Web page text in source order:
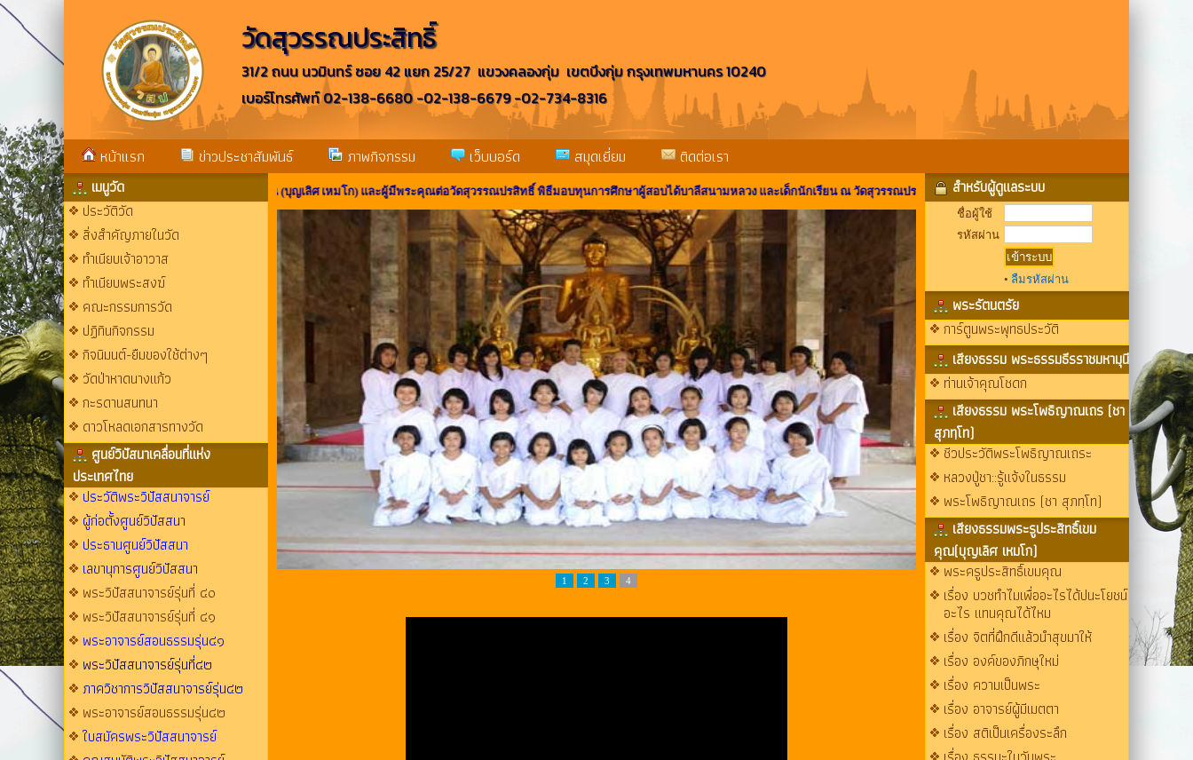
วัดสุวรรณประสิทธิ์
31/2 ถนน นวมินทร์ ซอย 42 แยก 25/27 แขวงคลองกุ่ม เขตบึงกุ่ม กรุงเทพมหานคร 10240
เบอร์โทรศัพท์ 02-138-6680 -02-138-6679 -02-734-8316
หน้าแรก ข่าวประชาสัมพันธ์ ภาพกิจกรรม เว็บบอร์ด สมุดเยี่ยม ติดต่อเรา
เมนูวัด
ประวัติวัด
สิ่งสำคัญภายในวัด
ทำเนียบเจ้าอาวาส
ทำเนียบพระสงฆ์
คณะกรรมการวัด
ปฏิทินกิจกรรม
กิจนิมนต์-ยืมของใช้ต่างๆ
วัดป่าหาดนางแก้ว
กะรดานสนทนา
ดาวโหลดเอกสารทางวัด
ศูนย์วิปัสนาเคลื่อนที่แห่ง
ประเทศไทย
ประวัติพระวิปัสสนาจารย์
ผู้ก่อตั้งศูนย์วิปัสสนา
ประธานศูนย์วิปัสสนา
เลขานุการศูนย์วิปัสสนา
พระวิปัสสนาจารย์รุ่นที่ ๔๐
พระวิปัสสนาจารย์รุ่นที่ ๔๑
พระอาจารย์สอนธรรมรุ่น๔๑
พระวิปัสสนาจารย์รุ่นที่๔๒
ภาควิชาการวิปัสสนาจารย์รุ่น๔๒
พระอาจารย์สอนธรรมรุ่น๔๒
ใบสมัครพระวิปัสสนาจารย์
ศลถวายอดีตเจ้าอาวาส พระครูประสิทธิ์เขมคุณ (บุญเลิศ เหมโก) และผู้มีพระคุณต่อวัดสุวรรณปรสิทธิ์ พิธีมอบทุนการศึกษาผู้สอบได้บาลีสนามหลวง และเด็กนักเรียน ณ วัดสุวรรณประสิทธิ์ วันอาทิตย์ที่ ๒๙ มิถุนายน พ.ศ.๒๕๖๘ ตามกำลังศรัทธา
1 2 3 4
สำหรับผู้ดูแลระบบ
ชื่อผู้ใช้
รหัสผ่าน
• ลืมรหัสผ่าน
พระรัตนตรัย
การ์ตูนพระพุทธประวัติ
เสียงธรรม พระธรรมธีรราชมหามุนี
ท่านเจ้าคุณโชดก
เสียงธรรม พระโพธิญาณเถร (ชา
สุภทฺโท)
ชีวประวัติพระโพธิญาณเถระ
หลวงปู่ชา::รู้แจ้งในธรรม
พระโพธิญาณเถร (ชา สุภทฺโท)
เสียงธรรมพระรูประสิทธิ์เขม
คุณ(บุญเลิศ เหมโก)
พระครูประสิทธิ์เขมคุณ
เรื่อง บวชทำไมเพื่ออะไรได้ปนะโยชน์
อะไร แทนคุณได้ไหม
เรื่อง จิตที่ฝึกดีแล้วนำสุขมาให้
เรื่อง องค์ของภิกษุใหม่
เรื่อง ความเป็นพระ
เรื่อง อาจารย์ผู้มีเมตตา
เรื่อง สติเป็นเครื่องระลึก